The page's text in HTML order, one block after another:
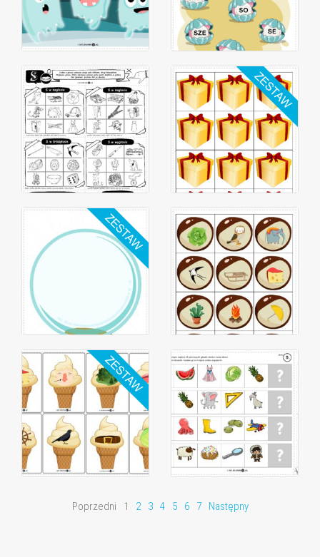
Poprzedni 1 2 3 4 5 6 7 Następny